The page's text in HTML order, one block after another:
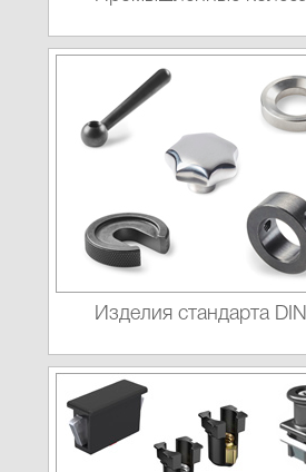
Изделия стандарта DIN